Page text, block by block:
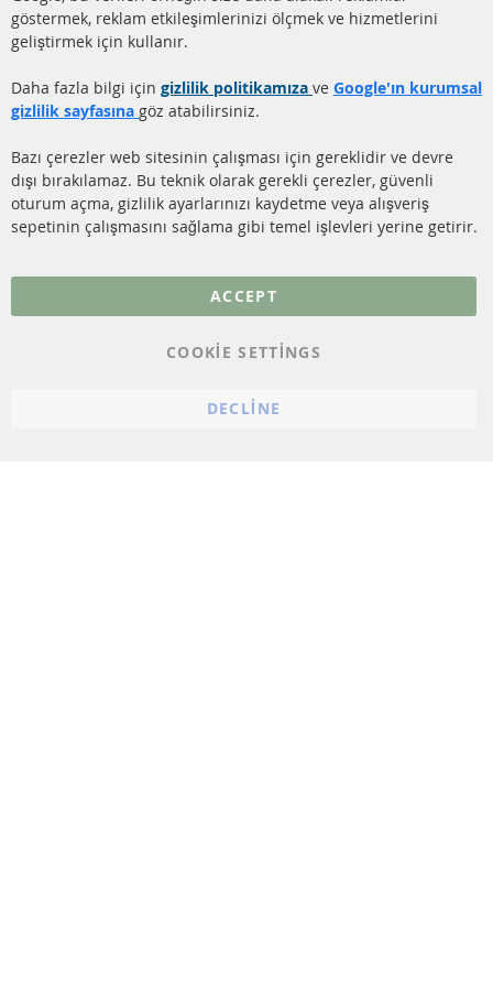
(DPF)
DİZEL PARTİKÜL FİLTRESİ
KATALİZÖR (KAT)
SSS
Hakkımızda
Gönderim ücreti
Daha fazla link
Veri koruma
Genel Çalışma Koşulları
göstermek, reklam etkileşimlerinizi ölçmek ve hizmetlerini
geliştirmek için kullanır.
Daha fazla bilgi için gizlilik politikamıza ve Google'ın kurumsal
gizlilik sayfasına göz atabilirsiniz.
Bazı çerezler web sitesinin çalışması için gereklidir ve devre
dışı bırakılamaz. Bu teknik olarak gerekli çerezler, güvenli
oturum açma, gizlilik ayarlarınızı kaydetme veya alışveriş
sepetinin çalışmasını sağlama gibi temel işlevleri yerine getirir.
ACCEPT
COOKIE SETTINGS
DECLINE